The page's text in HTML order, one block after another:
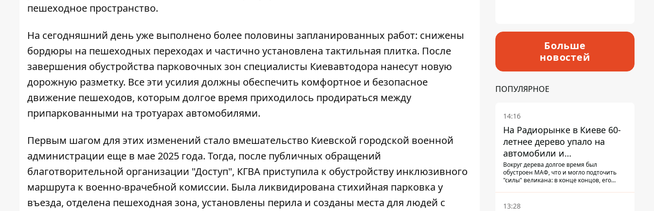
пешеходное пространство.
На сегодняшний день уже выполнено более половины запланированных работ: снижены
бордюры на пешеходных переходах и частично установлена тактильная плитка. После
завершения обустройства парковочных зон специалисты Киевавтодора нанесут новую
дорожную разметку. Все эти усилия должны обеспечить комфортное и безопасное
движение пешеходов, которым долгое время приходилось продираться между
припаркованными на тротуарах автомобилями.
Первым шагом для этих изменений стало вмешательство Киевской городской военной
администрации еще в мае 2025 года. Тогда, после публичных обращений
благотворительной организации "Доступ", КГВА приступила к обустройству инклюзивного
маршрута к военно-врачебной комиссии. Была ликвидирована стихийная парковка у
въезда, отделена пешеходная зона, установлены перила и созданы места для людей с
Больше
новостей
ПОПУЛЯРНОЕ
14:16
На Радиорынке в Киеве 60-
летнее дерево упало на
автомобили и
травмировало человека -
подробности
Вокруг дерева долгое время был
обустроен МАФ, что и могло подточить
"силы" великана: в конце концов, его
13:28